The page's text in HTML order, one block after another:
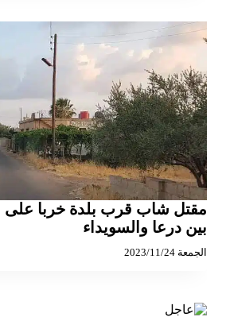
مقتل شاب قرب بلدة خربا على
بين درعا والسويداء
الجمعة 2023/11/24